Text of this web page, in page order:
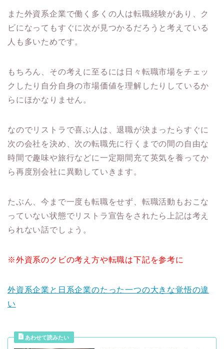
また外資系企業で働く多くの人は転職経験があり、ク
ビになってもすぐに次が見つかるだろうと考えている
人も多いためです。
もちろん、その考えに至るには日々転職市場をチェッ
クしたり自分自身の市場価値を理解したりしているか
らにほかなりません。
なのでリストラで喜ぶ人は、退職が決まったらすぐに
次の会社を決め、次の転職先に行くまでの間の自由な
時間で趣味や旅行などに一定期間充て英気を養ってか
ら再度別会社に異動していきます。
たぶん、今まで一度も転職をせず、転職活動もおこな
っていない状態でリストラ宣告をされたら上記は考え
られない話でしょう。
※外資系のクビの考え方や転職は下記を参考に
外資系企業と日系企業のたった一つの大きな覚悟の違
い